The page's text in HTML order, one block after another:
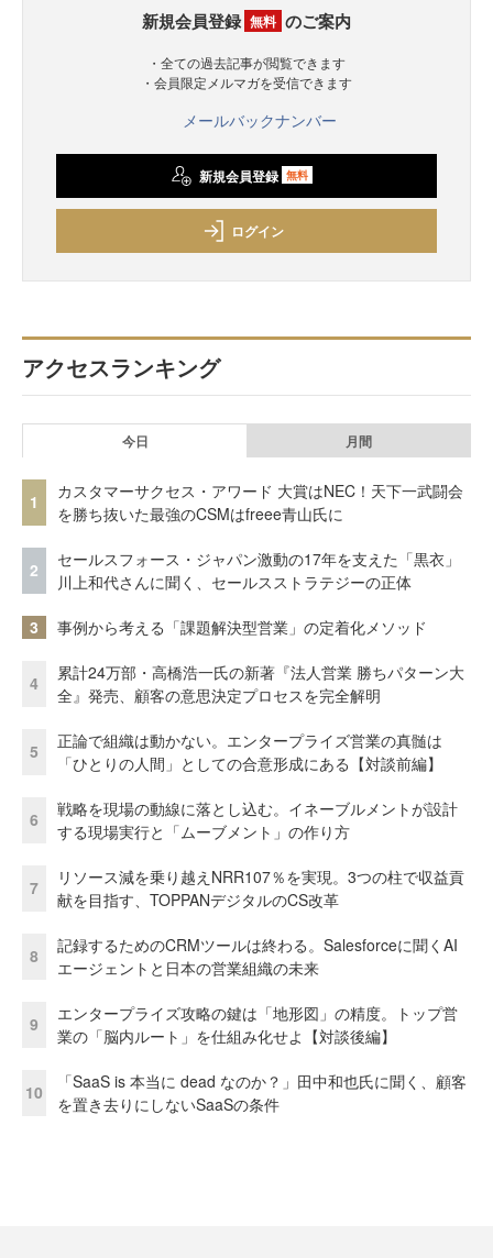
新規会員登録 無料 のご案内
・全ての過去記事が閲覧できます
・会員限定メルマガを受信できます
メールバックナンバー
新規会員登録 無料
ログイン
アクセスランキング
今日 月間
1
カスタマーサクセス・アワード 大賞はNEC！天下一武闘会
を勝ち抜いた最強のCSMはfreee青山氏に
2
セールスフォース・ジャパン激動の17年を支えた「黒衣」
川上和代さんに聞く、セールスストラテジーの正体
3 事例から考える「課題解決型営業」の定着化メソッド
4
累計24万部・高橋浩一氏の新著『法人営業 勝ちパターン大
全』発売、顧客の意思決定プロセスを完全解明
5
正論で組織は動かない。エンタープライズ営業の真髄は
「ひとりの人間」としての合意形成にある【対談前編】
6
戦略を現場の動線に落とし込む。イネーブルメントが設計
する現場実行と「ムーブメント」の作り方
7
リソース減を乗り越えNRR107％を実現。3つの柱で収益貢
献を目指す、TOPPANデジタルのCS改革
8
記録するためのCRMツールは終わる。Salesforceに聞くAI
エージェントと日本の営業組織の未来
9
エンタープライズ攻略の鍵は「地形図」の精度。トップ営
業の「脳内ルート」を仕組み化せよ【対談後編】
10
「SaaS is 本当に dead なのか？」田中和也氏に聞く、顧客
を置き去りにしないSaaSの条件